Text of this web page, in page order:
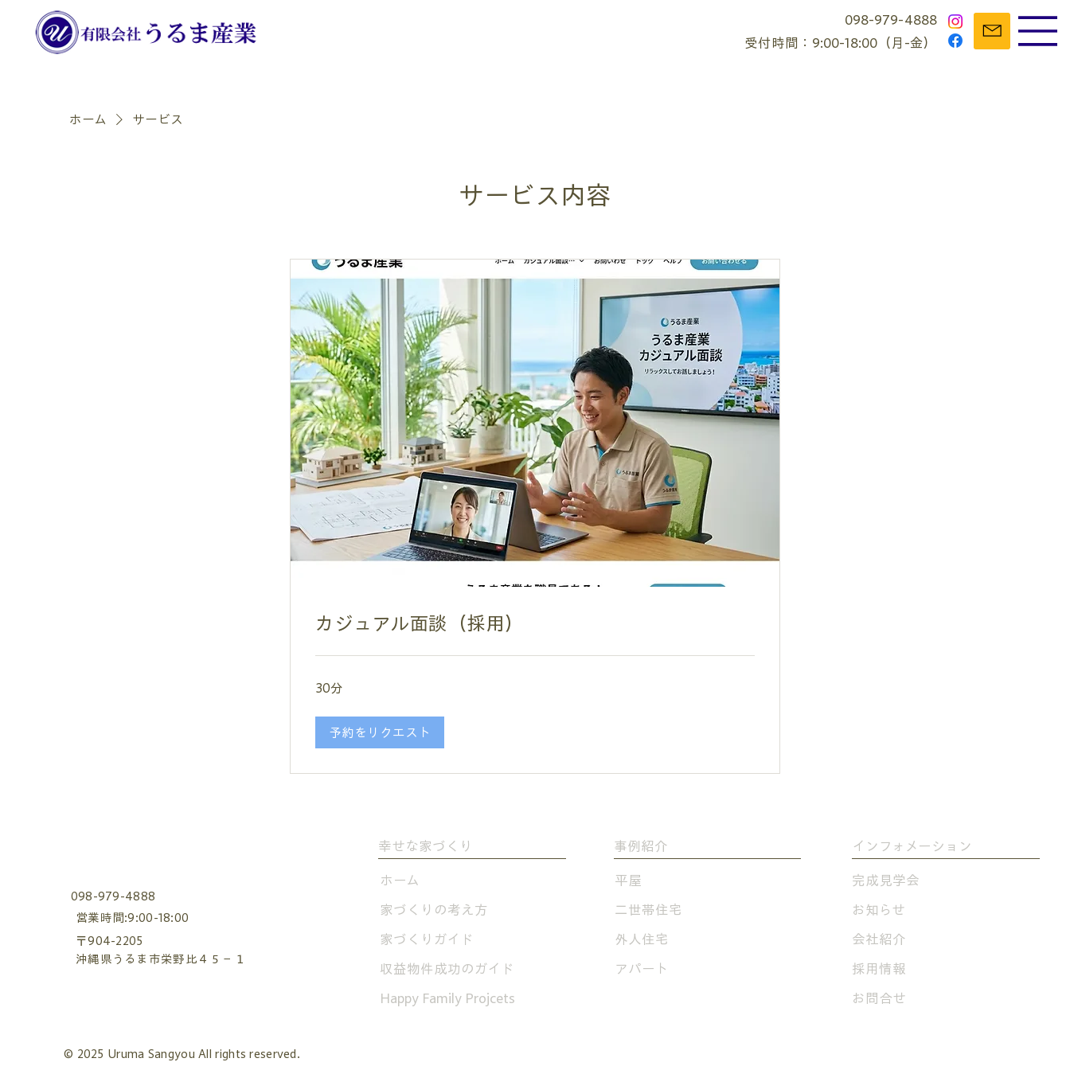
098-979-4888
受付時間：9:00-18:00（月-金）
ホーム サービス
サービス内容
カジュアル面談（採用）
30分
予約をリクエスト
098-979-4888
営業時間:9:00-18:00
〒904-2205
沖縄県うるま市栄野比４５−１
幸せな家づくり
​ホーム
家づくりの考え方
家づくりガイド
​収益物件成功のガイド
​Happy Family Projcets
事例紹介
平屋
二世帯住宅
外人住宅
アパート
​インフォメーション
完成見学会
​お知らせ
会社紹介
採用情報
お問合せ
© 2025 Uruma Sangyou All rights reserved.